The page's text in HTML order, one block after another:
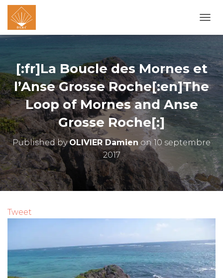
U
V
R
I
R
/
F
M
E
R
A
N
A
V
O
N
[:fr]La Boucle des Mornes et
l’Anse Grosse Roche[:en]The
Loop of Mornes and Anse
Grosse Roche[:]
Published byOLIVIER Damien on10 septembre
2017
Tweet